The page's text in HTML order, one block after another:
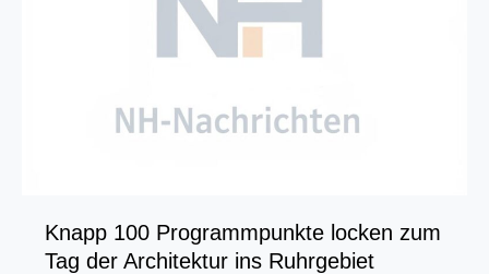
Knapp 100 Programmpunkte locken zum
Tag der Architektur ins Ruhrgebiet